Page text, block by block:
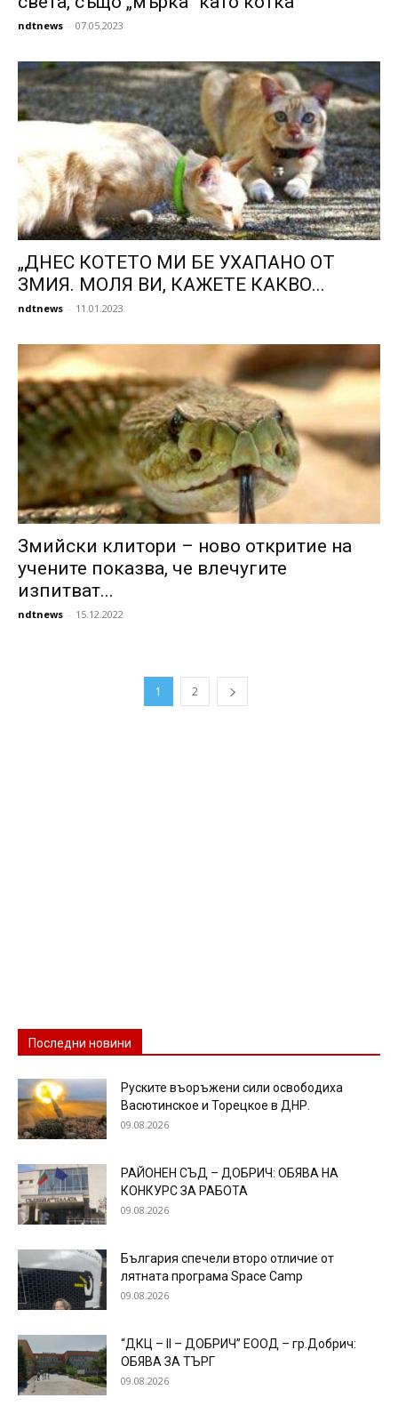
ndtnews - 07.05.2023
„ДНЕС КОТЕТО МИ БЕ УХАПАНО ОТ
ЗМИЯ. МОЛЯ ВИ, КАЖЕТЕ КАКВО...
ndtnews - 11.01.2023
Змийски клитори – ново откритие на
учените показва, че влечугите
изпитват...
ndtnews - 15.12.2022
1 2
Последни новини
Руските въоръжени сили освободиха
Васютинское и Торецкое в ДНР.
09.08.2026
РАЙОНЕН СЪД – ДОБРИЧ: ОБЯВА НА
КОНКУРС ЗА РАБОТА
09.08.2026
България спечели второ отличие от
лятната програма Space Camp
09.08.2026
“ДКЦ – ІІ – ДОБРИЧ” ЕООД – гр.Добрич:
ОБЯВА ЗА ТЪРГ
09.08.2026